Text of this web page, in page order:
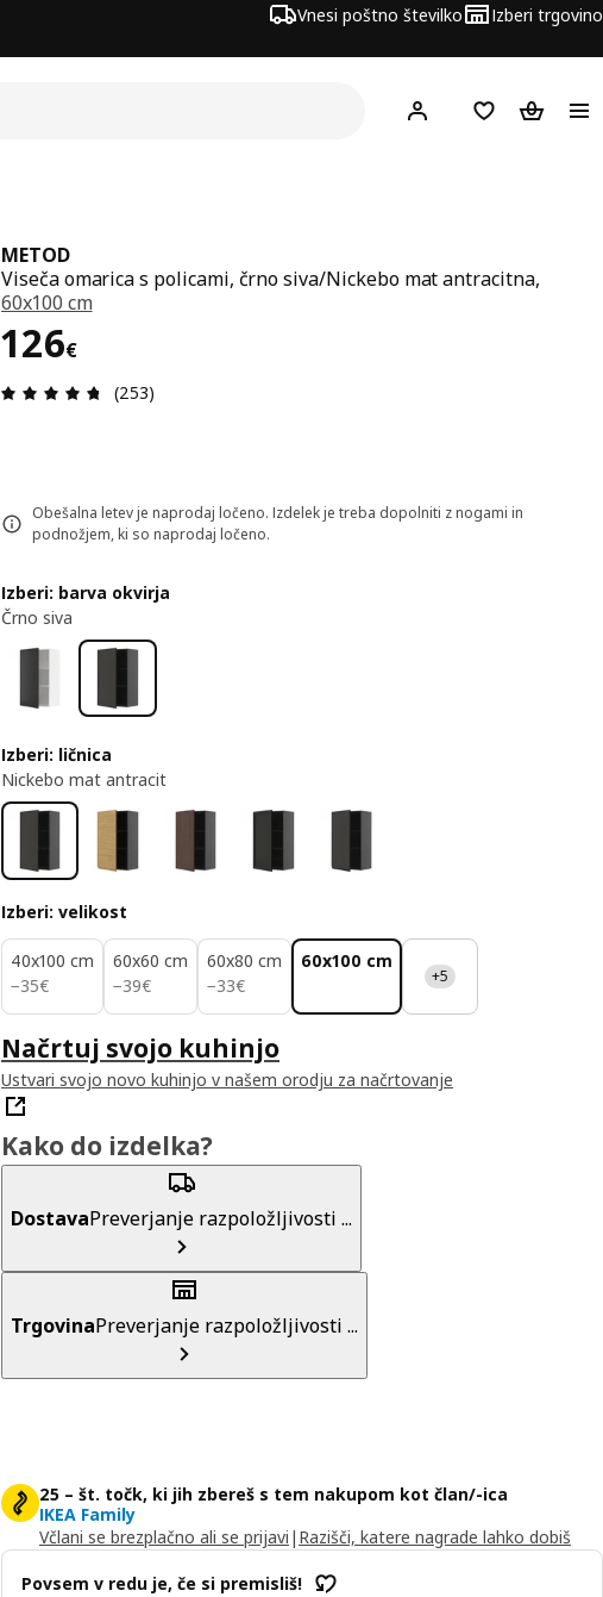
Vnesi poštno številko Izberi trgovino
Hej! Prijava ali
Seznam želja
METOD
Viseča omarica s policami, črno siva/Nickebo mat antracitna,
60x100 cm
126€
Cena 126€
Ocena in komentar: 4.7 od skupno 5 zvezdic. Skupno
(253)
Obešalna letev je naprodaj ločeno. Izdelek je treba dopolniti z nogami in
podnožjem, ki so naprodaj ločeno.
Izberi: barva okvirja
Črno siva
Izberi: ličnica
Nickebo mat antracit
Izberi: velikost
40x100 cm
−35€
35€
60x60 cm
−39€
39€
60x80 cm
−33€
33€
60x100 cm
+5
Načrtuj svojo kuhinjo
Ustvari svojo novo kuhinjo v našem orodju za načrtovanje
Kako do izdelka?
DostavaPreverjanje razpoložljivosti ...
TrgovinaPreverjanje razpoložljivosti ...
25 – št. točk, ki jih zbereš s tem nakupom kot član/-ica
IKEA Family
Včlani se brezplačno ali se prijavi | Razišči, katere nagrade lahko dobiš
Povsem v redu je, če si premisliš!